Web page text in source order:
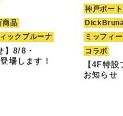
商品
ックブルーナ
】8/8・
場します！
神戸ポー
ミッフィー
コラボ
【4F特
お知らせ